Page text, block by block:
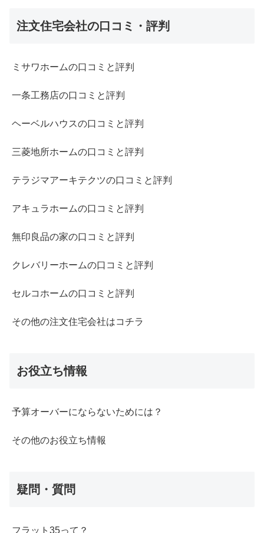
注文住宅会社の口コミ・評判
ミサワホームの口コミと評判
一条工務店の口コミと評判
ヘーベルハウスの口コミと評判
三菱地所ホームの口コミと評判
テラジマアーキテクツの口コミと評判
アキュラホームの口コミと評判
無印良品の家の口コミと評判
クレバリーホームの口コミと評判
セルコホームの口コミと評判
その他の注文住宅会社はコチラ
お役立ち情報
予算オーバーにならないためには？
その他のお役立ち情報
疑問・質問
フラット35って？